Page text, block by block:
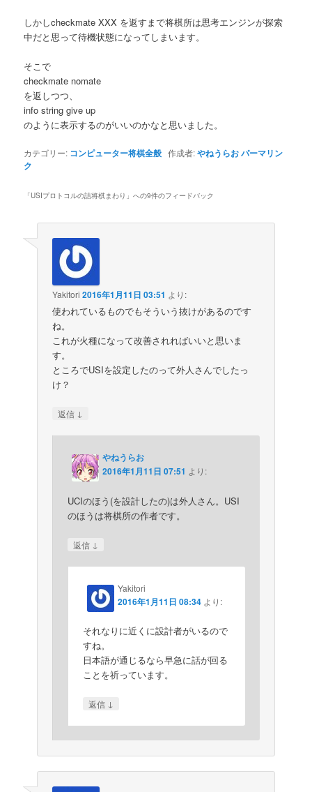
しかしcheckmate XXX を返すまで将棋所は思考エンジンが探索
中だと思って待機状態になってしまいます。
そこで
checkmate nomate
を返しつつ、
info string give up
のように表示するのがいいのかなと思いました。
カテゴリー: コンピューター将棋全般 作成者:やねうらおパーマリン
ク
「USIプロトコルの詰将棋まわり 」への9件のフィードバック
Yakitori 2016年1月11日 03:51 より:
使われているものでもそういう抜けがあるのです
ね。
これが火種になって改善されればいいと思いま
す。
ところでUSIを設定したのって外人さんでしたっ
け？
返信 ↓
やねうらお
2016年1月11日 07:51 より:
UCIのほう(を設計したの)は外人さん。USI
のほうは将棋所の作者です。
返信 ↓
Yakitori
2016年1月11日 08:34 より:
それなりに近くに設計者がいるので
すね。
日本語が通じるなら早急に話が回る
ことを祈っています。
返信 ↓